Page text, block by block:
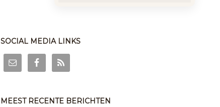
SOCIAL MEDIA LINKS
MEEST RECENTE BERICHTEN